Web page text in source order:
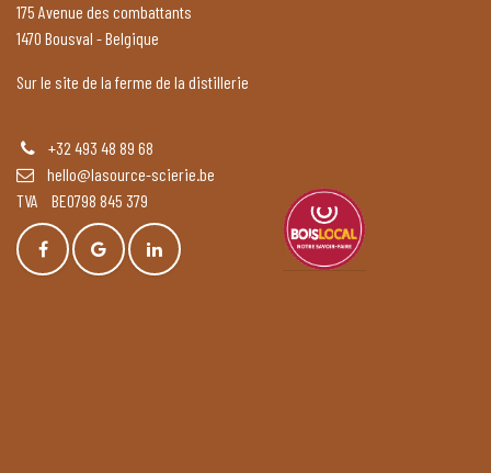
175 Avenue des combattants
1470 Bousval - Belgique
Sur le site de la ferme de la distillerie
+32 493 48 89 68
hello@lasource-scierie.be
TVA BE0798 845 379